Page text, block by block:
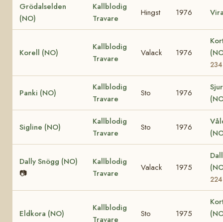
Grödalselden
(NO)
Kallblodig
Travare
Hingst 1976
Korell (NO)
Kallblodig
Travare
Valack 1976
Panki (NO)
Kallblodig
Travare
Sto 1976
Sigline (NO)
Kallblodig
Travare
Sto 1976
Dally Snögg (NO)
📷
Kallblodig
Travare
Valack 1975
Eldkora (NO)
Kallblodig
Travare
Sto 1975